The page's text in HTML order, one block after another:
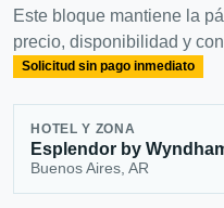
Este bloque mantiene la
precio, disponibilidad y
Solicitud sin pago inmediato
HOTEL Y ZONA
Esplendor by
Buenos Aires, AR